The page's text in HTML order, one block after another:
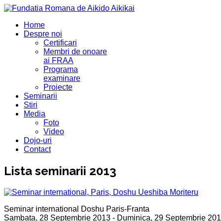
Home
Despre noi
Certificari
Membri de onoare
ai FRAA
Programa
examinare
Proiecte
Seminarii
Stiri
Media
Foto
Video
Dojo-uri
Contact
Lista seminarii 2013
Seminar international Doshu Paris-Franta
Sambata, 28 Septembrie 2013 - Duminica, 29 Septembrie